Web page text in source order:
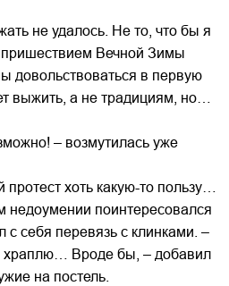
не удалось. Не то, что бы я
Вечной Зимы
довольствоваться в первую
выжить, а не традициям, но…
– возмутилась уже
хоть какую-то пользу…
недоумении поинтересовался
с себя перевязь с клинками. –
храплю… Вроде бы, – добавил
на постель.